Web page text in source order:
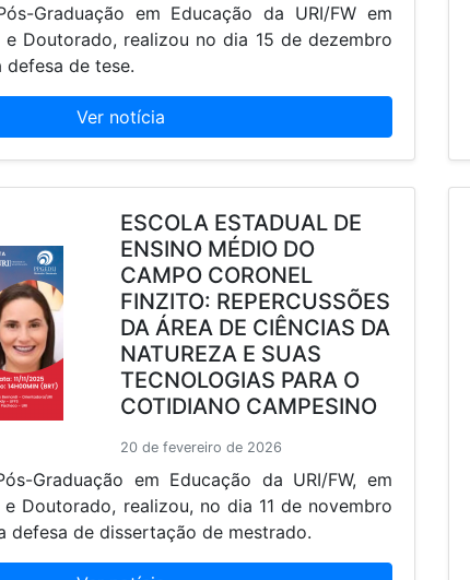
Graduação em Educação da URI/FW em
Doutorado, realizou no dia 15 de dezembro
de tese.
Ver notícia
ESCOLA ESTADUAL DE
ENSINO MÉDIO DO
CAMPO CORONEL
FINZITO: REPERCUSSÕES
DA ÁREA DE CIÊNCIAS DA
NATUREZA E SUAS
TECNOLOGIAS PARA O
COTIDIANO CAMPESINO
20 de fevereiro de 2026
Graduação em Educação da URI/FW, em
Doutorado, realizou, no dia 11 de novembro
defesa de dissertação de mestrado.